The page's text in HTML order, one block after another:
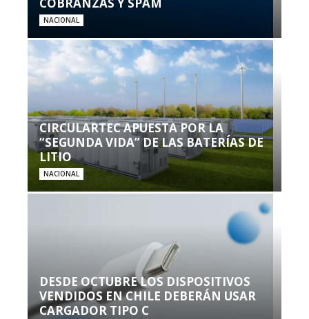
NACIONAL
CIRCULARTEC APUESTA POR LA
“SEGUNDA VIDA” DE LAS BATERÍAS DE
LITIO
NACIONAL
DESDE OCTUBRE LOS DISPOSITIVOS
VENDIDOS EN CHILE DEBERÁN USAR
CARGADOR TIPO C